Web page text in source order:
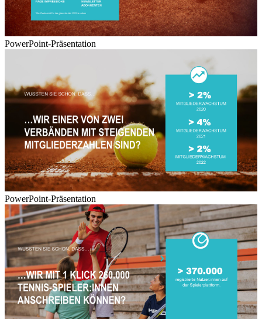
PowerPoint-Präsentation
PowerPoint-Präsentation